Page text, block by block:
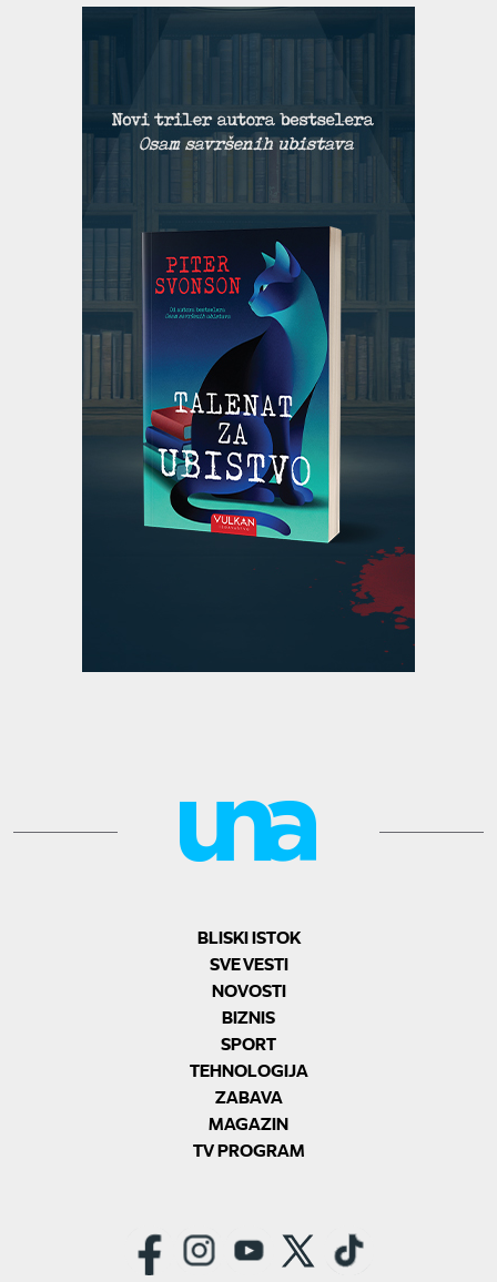
BLISKI ISTOK
SVE VESTI
NOVOSTI
BIZNIS
SPORT
TEHNOLOGIJA
ZABAVA
MAGAZIN
TV PROGRAM